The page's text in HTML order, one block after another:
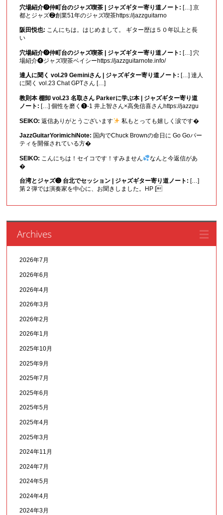
穴場紹介❾仲町台のジャズ喫茶 | ジャズギター寄り道ノート: […] 京
都とジャズ❷創業51年のジャズ喫茶https://jazzguitarno
阪田悦也: こんにちは。はじめまして。 ギター歴は５０年以上と長
い
穴場紹介❾仲町台のジャズ喫茶 | ジャズギター寄り道ノート: […] 穴
場紹介❹ジャズ喫茶ベイシーhttps://jazzguitarnote.info/
達人に聞く vol.29 Geminiさん | ジャズギター寄り道ノート: […] 達人
に聞く vol.23 Chat GPTさん […]
教則本 棚卸 vol.23 名取さん Parkerに学ぶ本 | ジャズギター寄り道
ノート: […] 個性を磨く❶-1 井上智さん×高免信喜さんhttps://jazzgu
SEIKO: 返信ありがとうございます 私もとっても嬉しく涙です�
JazzGuitarYorimichiNote: 国内でChuck Brownの命日に Go Goパー
ティを開催されている方�
SEIKO: こんにちは！セイコです！すみません
なんと今返信があ
�
台湾とジャズ❸ 台北でセッション | ジャズギター寄り道ノート: […]
第２弾では演奏家を中心に、お聞きしました。HP [
Archives
2026年7月
2026年6月
2026年4月
2026年3月
2026年2月
2026年1月
2025年10月
2025年9月
2025年7月
2025年6月
2025年5月
2025年4月
2025年3月
2024年11月
2024年7月
2024年5月
2024年4月
2024年3月